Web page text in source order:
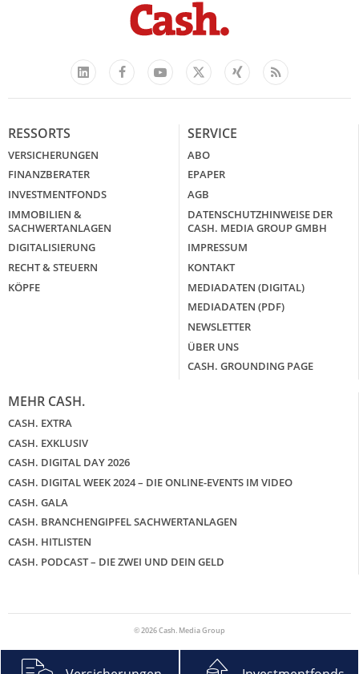
LinkedIn
FacebookYouTube
X
Xing Feed
RESSORTS
VERSICHERUNGEN
FINANZBERATER
INVESTMENTFONDS
IMMOBILIEN &
SACHWERTANLAGEN
DIGITALISIERUNG
RECHT & STEUERN
KÖPFE
SERVICE
ABO
EPAPER
AGB
DATENSCHUTZHINWEISE DER
CASH. MEDIA GROUP GMBH
IMPRESSUM
KONTAKT
MEDIADATEN (DIGITAL)
MEDIADATEN (PDF)
NEWSLETTER
ÜBER UNS
CASH. GROUNDING PAGE
MEHR CASH.
CASH. EXTRA
CASH. EXKLUSIV
CASH. DIGITAL DAY 2026
CASH. DIGITAL WEEK 2024 – DIE ONLINE-EVENTS IM VIDEO
CASH. GALA
CASH. BRANCHENGIPFEL SACHWERTANLAGEN
CASH. HITLISTEN
CASH. PODCAST – DIE ZWEI UND DEIN GELD
© 2026 Cash. Media Group